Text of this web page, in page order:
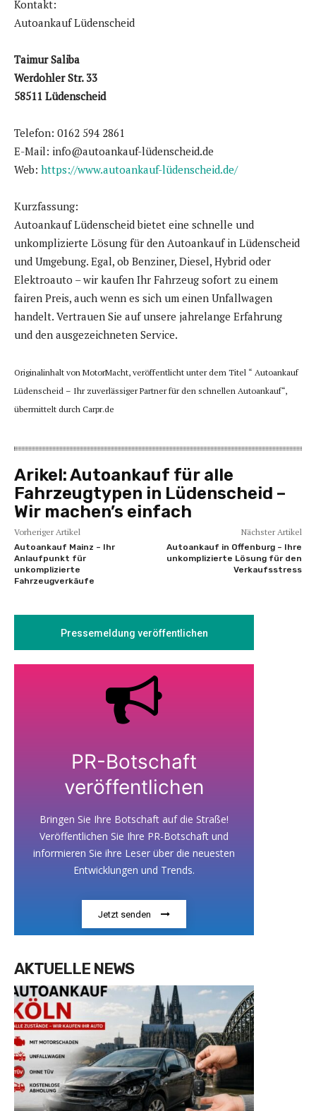
Kontakt:
Autoankauf Lüdenscheid
Taimur Saliba
Werdohler Str. 33
58511 Lüdenscheid
Telefon: 0162 594 2861
E-Mail: info@autoankauf-lüdenscheid.de
Web: https://www.autoankauf-lüdenscheid.de/
Kurzfassung:
Autoankauf Lüdenscheid bietet eine schnelle und
unkomplizierte Lösung für den Autoankauf in Lüdenscheid
und Umgebung. Egal, ob Benziner, Diesel, Hybrid oder
Elektroauto – wir kaufen Ihr Fahrzeug sofort zu einem
fairen Preis, auch wenn es sich um einen Unfallwagen
handelt. Vertrauen Sie auf unsere jahrelange Erfahrung
und den ausgezeichneten Service.
Originalinhalt von MotorMacht, veröffentlicht unter dem Titel “ Autoankauf
Lüdenscheid – Ihr zuverlässiger Partner für den schnellen Autoankauf“,
übermittelt durch Carpr.de
Arikel:Autoankauf für alle
Fahrzeugtypen in Lüdenscheid –
Wir machen’s einfach
Vorheriger Artikel
Autoankauf Mainz – Ihr
Anlaufpunkt für
unkomplizierte
Fahrzeugverkäufe
Nächster Artikel
Autoankauf in Offenburg – Ihre
unkomplizierte Lösung für den
Verkaufsstress
Pressemeldung veröffentlichen
PR-Botschaft
veröffentlichen
Bringen Sie Ihre Botschaft auf die Straße!
Veröffentlichen Sie Ihre PR-Botschaft und
informieren Sie ihre Leser über die neuesten
Entwicklungen und Trends.
Jetzt senden
AKTUELLE NEWS